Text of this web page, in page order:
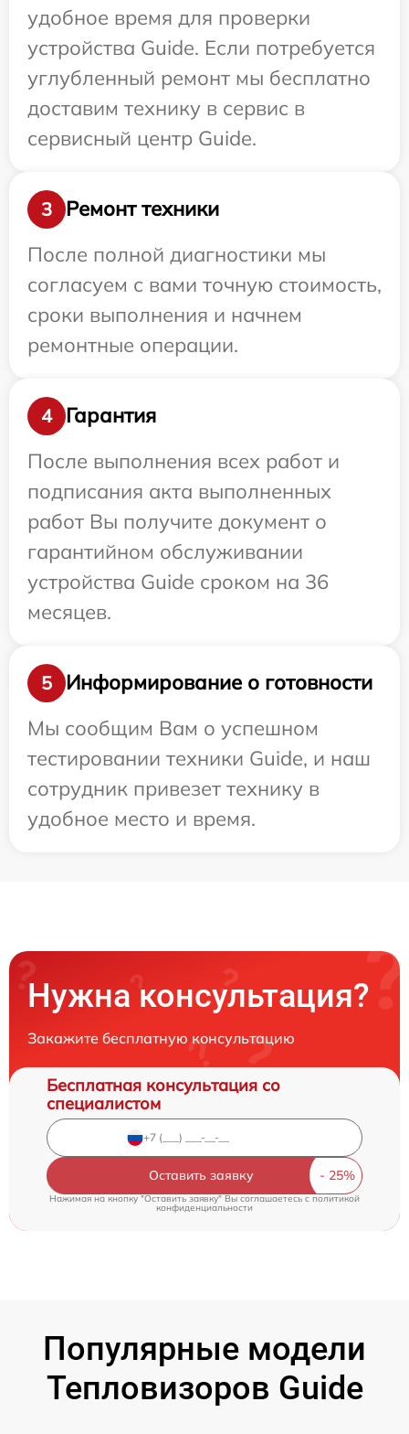
удобное время для проверки
устройства Guide. Если потребуется
углубленный ремонт мы бесплатно
доставим технику в сервис в
сервисный центр Guide.
3
Ремонт техники
После полной диагностики мы
согласуем с вами точную стоимость,
сроки выполнения и начнем
ремонтные операции.
4
Гарантия
После выполнения всех работ и
подписания акта выполненных
работ Вы получите документ о
гарантийном обслуживании
устройства Guide сроком на 36
месяцев.
5
Информирование о готовности
Мы сообщим Вам о успешном
тестировании техники Guide, и наш
сотрудник привезет технику в
удобное место и время.
Нужна консультация?
Закажите бесплатную консультацию
Бесплатная консультация со
специалистом
Оставить заявку
Нажимая на кнопку "Оставить заявку" Вы соглашаетесь cполитикой
конфиденциальности
Популярные модели
Тепловизоров Guide